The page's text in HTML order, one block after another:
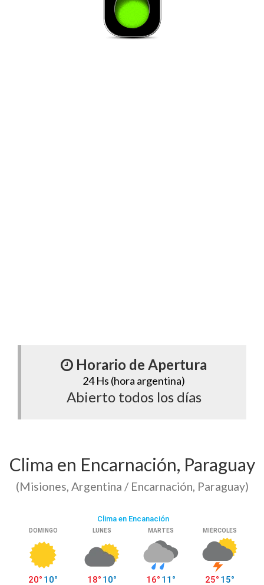
Horario de Apertura
24 Hs (hora argentina)
Abierto todos los días
Clima en Encarnación, Paraguay
(Misiones, Argentina / Encarnación, Paraguay)